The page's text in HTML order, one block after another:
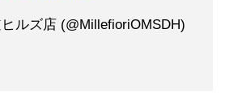
ルズ店 (@MillefioriOMSDH)